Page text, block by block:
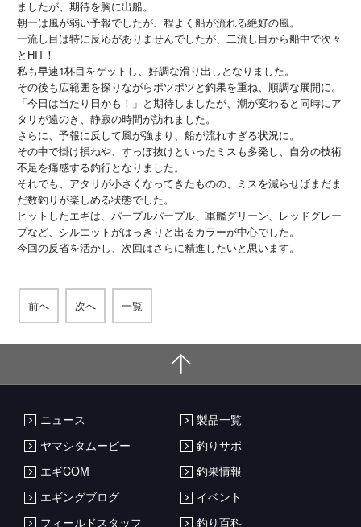
ましたが、期待を胸に出船。
朝一は風が弱い予報でしたが、程よく船が流れる絶好の風。
一流し目は特に反応がありませんでしたが、二流し目から船中で次々
とHIT！
私も早速1杯目をゲットし、好調な滑り出しとなりました。
その後も広範囲を探りながらポツポツと釣果を重ね、順調な展開に。
「今日は当たり日かも！」と期待しましたが、潮が変わると同時にア
タリが遠のき、静寂の時間が訪れました。
さらに、予報に反して風が強まり、船が流れすぎる状況に。
その中で掛け損ねや、すっぽ抜けといったミスも多発し、自分の技術
不足を痛感する釣行となりました。
それでも、アタリが小さくなってきたものの、ミスを減らせばまだま
だ数釣りが楽しめる状態でした。
ヒットしたエギは、パープルパープル、軍艦グリーン、レッドグレー
プなど、シルエットがはっきりと出るカラーが中心でした。
今回の反省を活かし、次回はさらに精進したいと思います。
前へ 次へ 一覧
ニュース
製品一覧
ヤマシタムービー
釣りサポ
エギCOM
釣果情報
エギングブログ
イベント
フィールドスタッフ
釣り百科